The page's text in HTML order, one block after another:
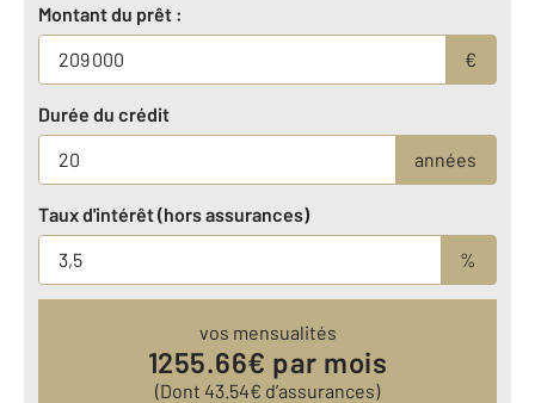
Montant du prêt :
€
Durée du crédit
années
Taux d'intérêt (hors assurances)
%
vos mensualités
1255.66€ par mois
(Dont 43.54€ d’assurances)